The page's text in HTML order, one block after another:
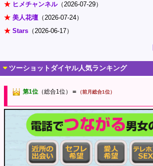
★ ヒメチャンネル（2026-07-29）
★ 美人花壇 （2026-07-24）
★ Stars （2026-06-17）
ツーショットダイヤル人気ランキング
第1位 （総合1位） ＝ （前月総合1位）